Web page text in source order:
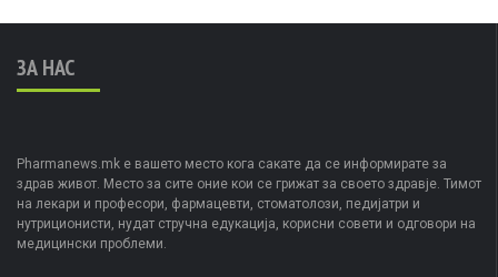
ЗА НАС
Pharmanews.mk е вашето место кога сакате да се информирате за
здрав живот. Место за сите оние кои се грижат за своето здравје. Тимот
на лекари и професори, фармацевти, стоматолози, педијатри и
нутриционисти, нудат стручна едукација, корисни совети и одговори на
медицински проблеми.